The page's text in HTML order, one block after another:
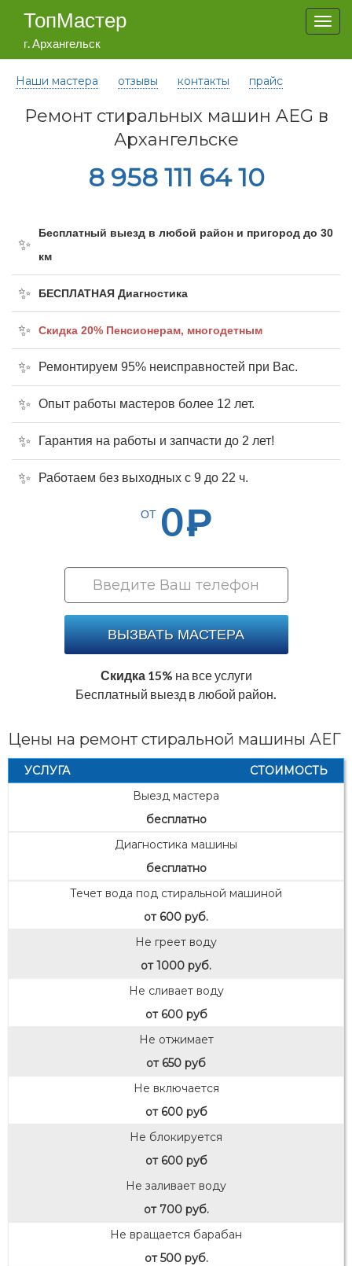
ТопМастер
г. Архангельск
Наши мастера отзывы контакты прайс
Ремонт стиральных машин AEG в
Архангельске
8 958 111 64 10
Бесплатный выезд в любой район и пригород до 30
км
БЕСПЛАТНАЯ Диагностика
Cкидка 20% Пенсионерам, многодетным
Ремонтируем 95% неисправностей при Вас.
Опыт работы мастеров более 12 лет.
Гарантия на работы и запчасти до 2 лет!
Работаем без выходных с 9 до 22 ч.
ОТ 0Р
ВЫЗВАТЬ МАСТЕРА
Скидка 15% на все услуги
Бесплатный выезд в любой район.
Цены на ремонт стиральной машины АЕГ
УСЛУГА
СТОИМОСТЬ
Выезд мастера
бесплатно
Диагностика машины
бесплатно
Течет вода под стиральной машиной
от 600 руб.
Не греет воду
от 1000 руб.
Не сливает воду
от 600 руб
Не отжимает
от 650 руб
Не включается
от 600 руб
Не блокируется
от 600 руб
Не заливает воду
от 700 руб.
Не вращается барабан
от 500 руб.